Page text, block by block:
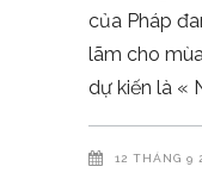
của Pháp
lãm cho
dự kiến là «
12 THÁNG 9